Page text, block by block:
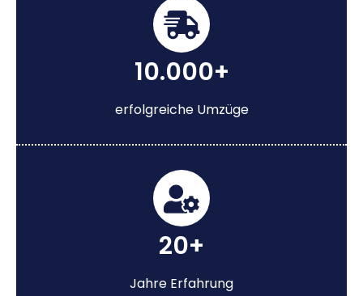
10.000+
erfolgreiche Umzüge
20+
Jahre Erfahrung